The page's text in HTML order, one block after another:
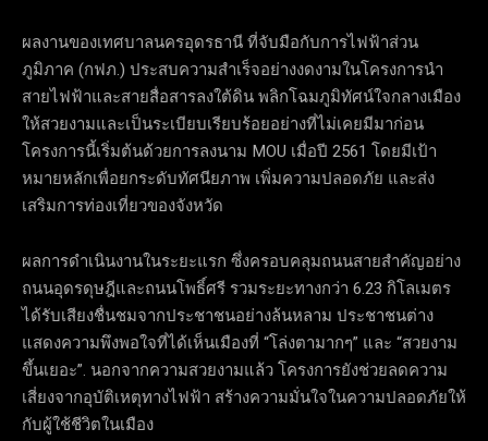
ผลงานของเทศบาลนครอุดรธานี ที่จับมือกับการไฟฟ้าส่วน
ภูมิภาค (กฟภ.) ประสบความสำเร็จอย่างงดงามในโครงการนำ
สายไฟฟ้าและสายสื่อสารลงใต้ดิน พลิกโฉมภูมิทัศน์ใจกลางเมือง
ให้สวยงามและเป็นระเบียบเรียบร้อยอย่างที่ไม่เคยมีมาก่อน
โครงการนี้เริ่มต้นด้วยการลงนาม MOU เมื่อปี 2561 โดยมีเป้า
หมายหลักเพื่อยกระดับทัศนียภาพ เพิ่มความปลอดภัย และส่ง
เสริมการท่องเที่ยวของจังหวัด
ผลการดำเนินงานในระยะแรก ซึ่งครอบคลุมถนนสายสำคัญอย่าง
ถนนอุดรดุษฎีและถนนโพธิ์ศรี รวมระยะทางกว่า 6.23 กิโลเมตร
ได้รับเสียงชื่นชมจากประชาชนอย่างล้นหลาม ประชาชนต่าง
แสดงความพึงพอใจที่ได้เห็นเมืองที่ “โล่งตามากๆ” และ “สวยงาม
ขึ้นเยอะ”. นอกจากความสวยงามแล้ว โครงการยังช่วยลดความ
เสี่ยงจากอุบัติเหตุทางไฟฟ้า สร้างความมั่นใจในความปลอดภัยให้
กับผู้ใช้ชีวิตในเมือง